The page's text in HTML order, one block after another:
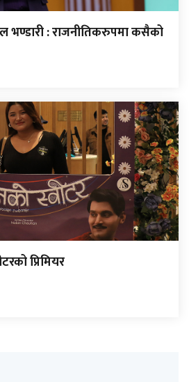
भण्डारी : राजनीतिकरुपमा कसैको
प्रिमियर